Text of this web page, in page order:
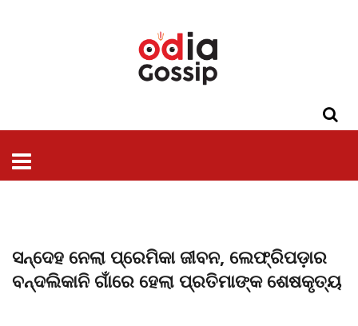
ସନ୍ଦେହ ନେଲା ପ୍ରେମିକା ଜୀବନ, ଲେଫ୍ରିପଡ଼ାର
ବନ୍ଦଲିକାନି ଗାଁରେ ହେଲା ପ୍ରତିମାଙ୍କ ଶେଷକୃତ୍ୟ